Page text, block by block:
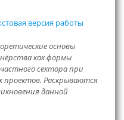
версия работы
основы
как формы
сектора при
проектов. Раскрываются
данной